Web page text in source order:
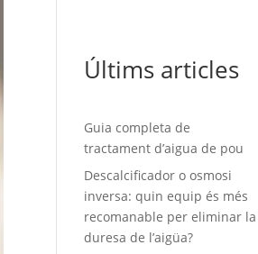
Últims articles
Guia completa de
tractament d’aigua de pou
Descalcificador o osmosi
inversa: quin equip és més
recomanable per eliminar la
duresa de l’aigüa?